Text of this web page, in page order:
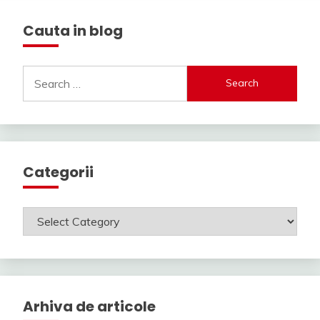
Cauta in blog
for:
Categorii
Categorii
Arhiva de articole